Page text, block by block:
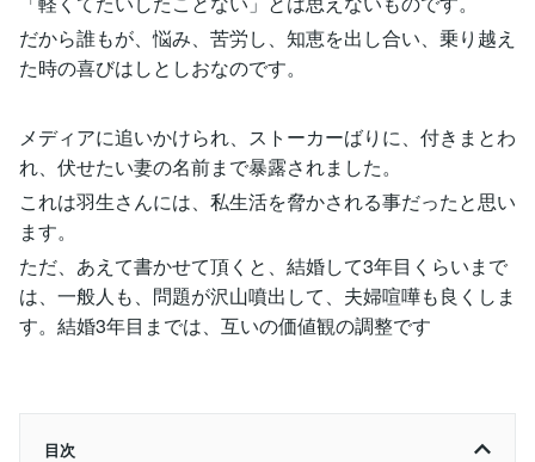
だから誰もが、悩み、苦労し、知恵を出し合い、乗り越え
た時の喜びはしとしおなのです。
メディアに追いかけられ、ストーカーばりに、付きまとわ
れ、伏せたい妻の名前まで暴露されました。
これは羽生さんには、私生活を脅かされる事だったと思い
ます。
ただ、あえて書かせて頂くと、結婚して3年目くらいまで
は、一般人も、問題が沢山噴出して、夫婦喧嘩も良くしま
す。結婚3年目までは、互いの価値観の調整です
目次